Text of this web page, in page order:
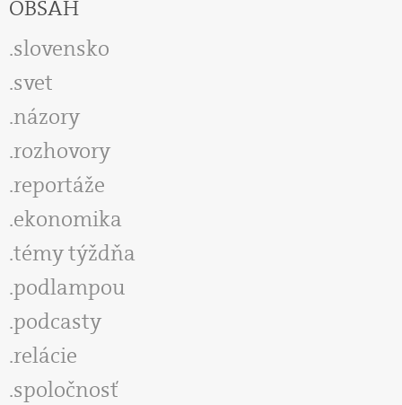
OBSAH
slovensko
svet
názory
rozhovory
reportáže
ekonomika
témy týždňa
podlampou
podcasty
relácie
spoločnosť